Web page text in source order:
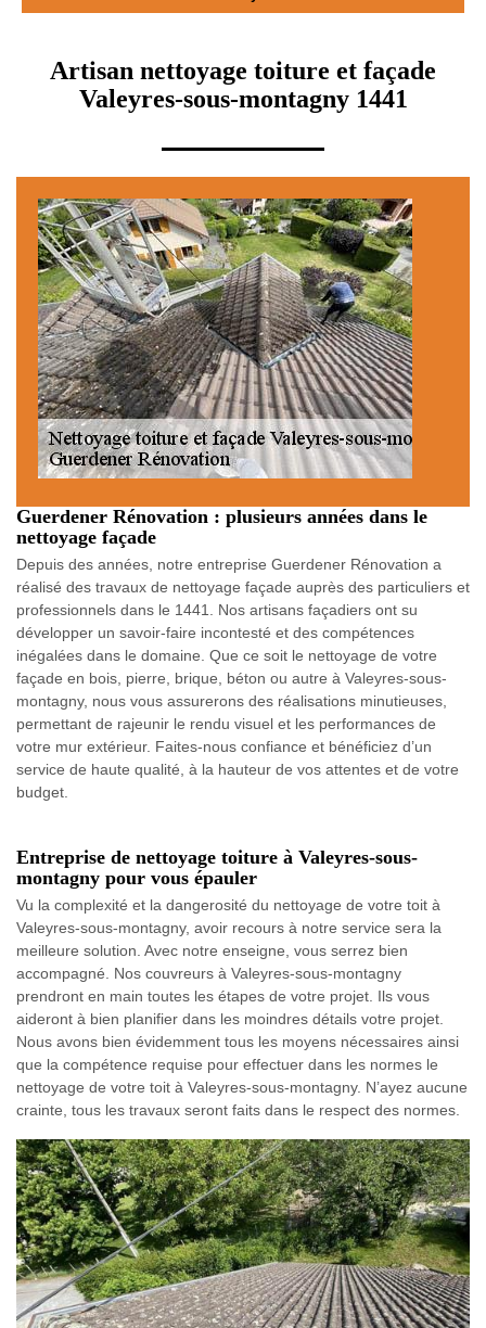
Artisan nettoyage toiture et façade
Valeyres-sous-montagny 1441
Guerdener Rénovation : plusieurs années dans le
nettoyage façade
Depuis des années, notre entreprise Guerdener Rénovation a
réalisé des travaux de nettoyage façade auprès des particuliers et
professionnels dans le 1441. Nos artisans façadiers ont su
développer un savoir-faire incontesté et des compétences
inégalées dans le domaine. Que ce soit le nettoyage de votre
façade en bois, pierre, brique, béton ou autre à Valeyres-sous-
montagny, nous vous assurerons des réalisations minutieuses,
permettant de rajeunir le rendu visuel et les performances de
votre mur extérieur. Faites-nous confiance et bénéficiez d’un
service de haute qualité, à la hauteur de vos attentes et de votre
budget.
Entreprise de nettoyage toiture à Valeyres-sous-
montagny pour vous épauler
Vu la complexité et la dangerosité du nettoyage de votre toit à
Valeyres-sous-montagny, avoir recours à notre service sera la
meilleure solution. Avec notre enseigne, vous serrez bien
accompagné. Nos couvreurs à Valeyres-sous-montagny
prendront en main toutes les étapes de votre projet. Ils vous
aideront à bien planifier dans les moindres détails votre projet.
Nous avons bien évidemment tous les moyens nécessaires ainsi
que la compétence requise pour effectuer dans les normes le
nettoyage de votre toit à Valeyres-sous-montagny. N’ayez aucune
crainte, tous les travaux seront faits dans le respect des normes.